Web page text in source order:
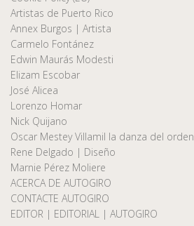
Artistas de Puerto Rico
Annex Burgos | Artista
Carmelo Fontánez
Edwin Maurás Modesti
Elizam Escobar
José Alicea
Lorenzo Homar
Nick Quijano
Oscar Mestey Villamil la danza del orden
Rene Delgado | Diseño
Marnie Pérez Moliere
ACERCA DE AUTOGIRO
CONTACTE AUTOGIRO
EDITOR | EDITORIAL | AUTOGIRO